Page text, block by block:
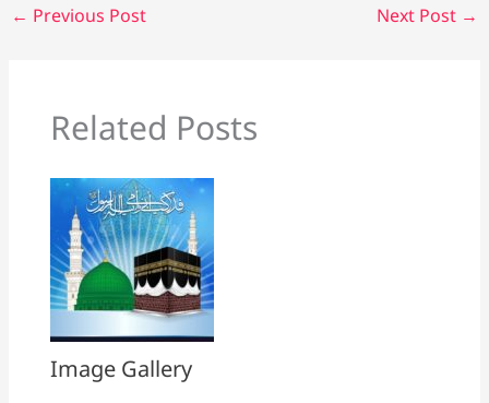
← Previous Post Next Post →
Related Posts
Image Gallery